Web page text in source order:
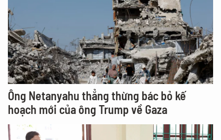
Ông Netanyahu thẳng thừng bác bỏ kế
hoạch mới của ông Trump về Gaza